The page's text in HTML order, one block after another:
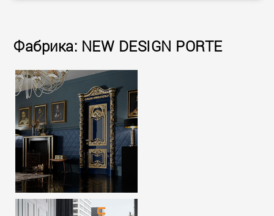
Фабрика: NEW DESIGN PORTE